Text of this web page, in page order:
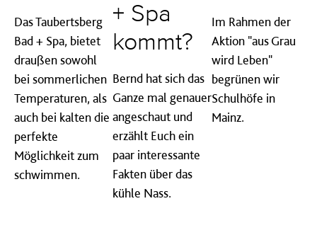
Das Taubertsberg
Bad + Spa, bietet
draußen sowohl
bei sommerlichen
Temperaturen, als
auch bei kalten die
perfekte
Möglichkeit zum
schwimmen.
+ Spa
kommt?
Bernd hat sich das
Ganze mal genauer
angeschaut und
erzählt Euch ein
paar interessante
Fakten über das
kühle Nass.
Im Rahmen der
Aktion "aus Grau
wird Leben"
begrünen wir
Schulhöfe in
Mainz.